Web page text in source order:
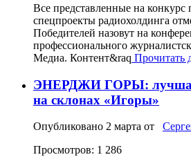
Все представленные на
спецпроекты радиохолдинга
Победителей назовут на
профессионального
Медиа. Контент&raq Прочитать
ЭНЕРДЖИ ГОРЫ:
на склонах «Игоры»
Опубликовано 2 марта от
Просмотров: 1 286